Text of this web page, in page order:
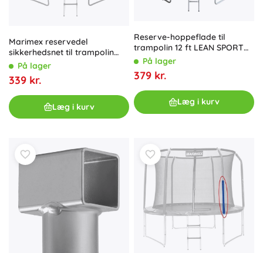
Marimex reservedel
sikkerhedsnet til trampolin
Premium 366 cm
På lager
339 kr.
Læg i kurv
Reserve-hoppeflade til
trampolin 12 ft LEAN SPORT
MAXPå lager
379 kr.
Læg i kurv